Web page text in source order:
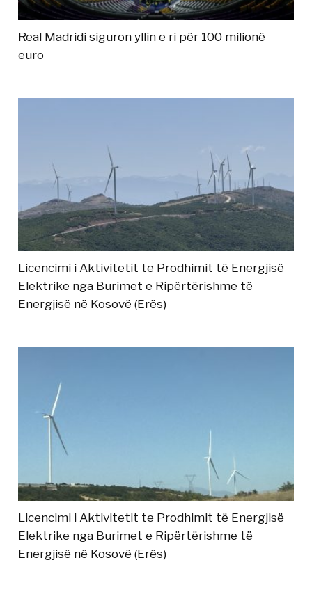
Real Madridi siguron yllin e ri për 100 milionë
euro
Licencimi i Aktivitetit te Prodhimit të Energjisë
Elektrike nga Burimet e Ripërtërishme të
Energjisë në Kosovë (Erës)
Licencimi i Aktivitetit te Prodhimit të Energjisë
Elektrike nga Burimet e Ripërtërishme të
Energjisë në Kosovë (Erës)